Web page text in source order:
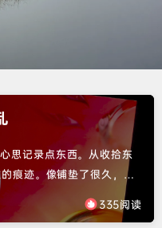
思记录点东西。从收拾东
痕迹。像铺垫了很久，终
，16号早上回学校并和学
，洋哥也不在，好像我回
335阅读